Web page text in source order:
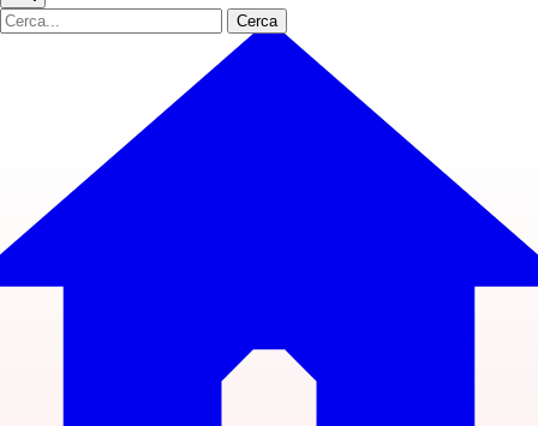
Cerca